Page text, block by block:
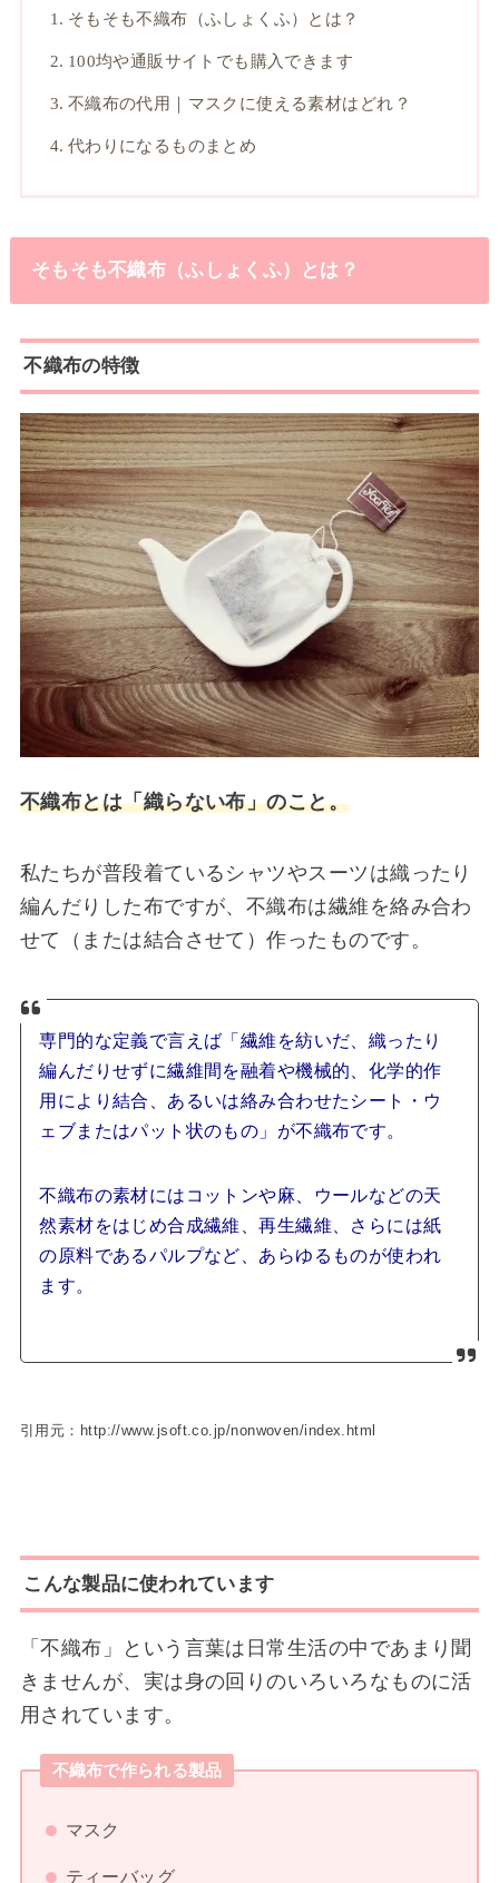
そもそも不織布（ふしょくふ）とは？
100均や通販サイトでも購入できます
不織布の代用｜マスクに使える素材はどれ？
代わりになるものまとめ
そもそも不織布（ふしょくふ）とは？
不織布の特徴
不織布とは「織らない布」のこと。
私たちが普段着ているシャツやスーツは織ったり
編んだりした布ですが、不織布は繊維を絡み合わ
せて（または結合させて）作ったものです。
専門的な定義で言えば「繊維を紡いだ、織ったり
編んだりせずに繊維間を融着や機械的、化学的作
用により結合、あるいは絡み合わせたシート・ウ
ェブまたはパット状のもの」が不織布です。
不織布の素材にはコットンや麻、ウールなどの天
然素材をはじめ合成繊維、再生繊維、さらには紙
の原料であるパルプなど、あらゆるものが使われ
ます。
引用元：http://www.jsoft.co.jp/nonwoven/index.html
こんな製品に使われています
「不織布」という言葉は日常生活の中であまり聞
きませんが、実は身の回りのいろいろなものに活
用されています。
不織布で作られる製品
マスク
ティーバッグ